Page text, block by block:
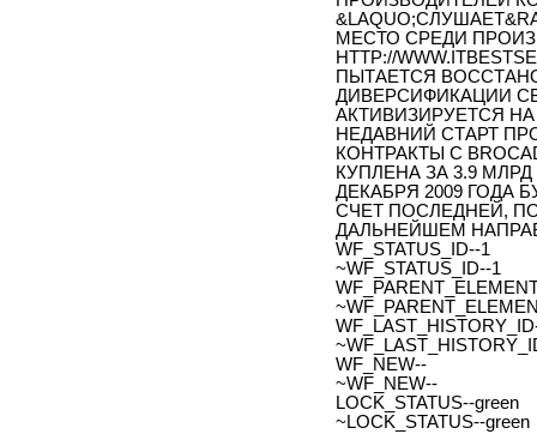
МЕСТО СРЕДИ
HTTP://
ПЫТАЕТСЯ
ДИВЕРСИФИКАЦИИ
АКТИВИЗИРУЕТСЯ
НЕДАВНИЙ СТАРТ
КОНТРАКТЫ С
КУПЛЕНА ЗА 3.9 МЛРД
ДЕКАБРЯ 2009 ГОДА
СЧЕТ ПОСЛЕДНЕЙ,
ДАЛЬНЕЙШЕМ
WF_STATUS_ID--1
~WF_STATUS_ID--1
WF_NEW--
~WF_NEW--
LOCK_STATUS--green
~LOCK_STATUS--green